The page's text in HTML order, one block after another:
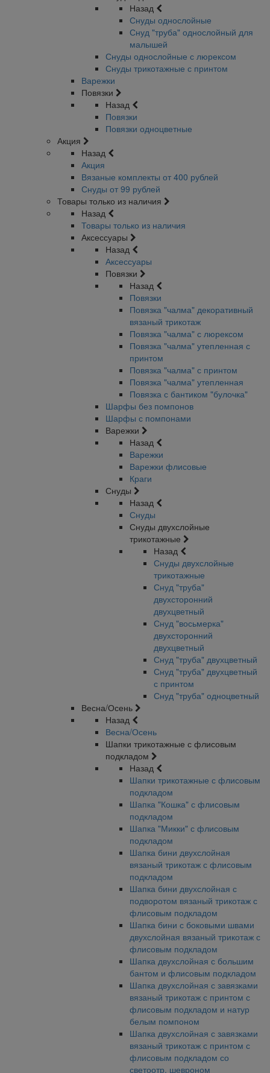
Назад
Снуды однослойные
Снуд "труба" однослойный для
малышей
Снуды однослойные с люрексом
Снуды трикотажные с принтом
Варежки
Повязки
Назад
Повязки
Повязки одноцветные
Акция
Назад
Акция
Вязаные комплекты от 400 рублей
Снуды от 99 рублей
Товары только из наличия
Назад
Товары только из наличия
Аксессуары
Назад
Аксессуары
Повязки
Назад
Повязки
Повязка "чалма" декоративный
вязаный трикотаж
Повязка "чалма" с люрексом
Повязка "чалма" утепленная с
принтом
Повязка "чалма" с принтом
Повязка "чалма" утепленная
Повязка с бантиком "булочка"
Шарфы без помпонов
Шарфы с помпонами
Варежки
Назад
Варежки
Варежки флисовые
Краги
Снуды
Назад
Снуды
Снуды двухслойные
трикотажные
Назад
Снуды двухслойные
трикотажные
Снуд "труба"
двухсторонний
двухцветный
Снуд "восьмерка"
двухсторонний
двухцветный
Снуд "труба" двухцветный
Снуд "труба" двухцветный
с принтом
Снуд "труба" одноцветный
Весна/Осень
Назад
Весна/Осень
Шапки трикотажные с флисовым
подкладом
Назад
Шапки трикотажные с флисовым
подкладом
Шапка "Кошка" с флисовым
подкладом
Шапка "Микки" с флисовым
подкладом
Шапка бини двухслойная
вязаный трикотаж с флисовым
подкладом
Шапка бини двухслойная с
подворотом вязаный трикотаж с
флисовым подкладом
Шапка бини с боковыми швами
двухслойная вязаный трикотаж с
флисовым подкладом
Шапка двухслойная с большим
бантом и флисовым подкладом
Шапка двухслойная с завязками
вязаный трикотаж с принтом с
флисовым подкладом и натур
белым помпоном
Шапка двухслойная с завязками
вязаный трикотаж с принтом с
флисовым подкладом со
светоотр. шевроном